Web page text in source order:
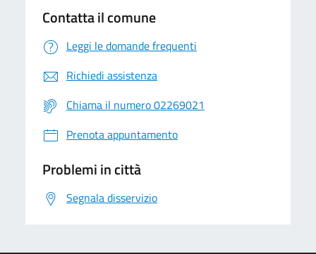
Contatta il comune
Leggi le domande frequenti
Richiedi assistenza
Chiama il numero 02269021
Prenota appuntamento
Problemi in città
Segnala disservizio